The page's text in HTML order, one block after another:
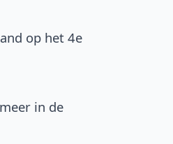
op het 4e
in de